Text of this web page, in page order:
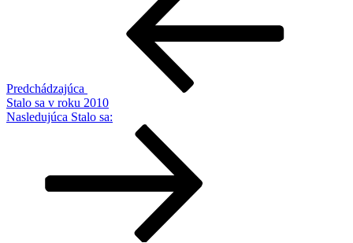
Predchádzajúca
Stalo sa v roku 2010
Ďalší
Nasledujúca Stalo sa: